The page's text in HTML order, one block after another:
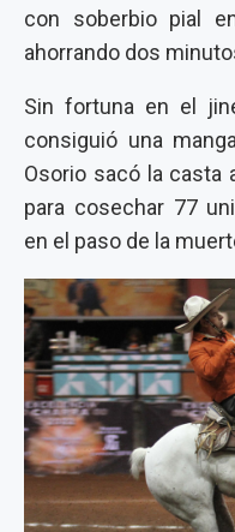
con soberbio pial
ahorrando dos
Sin fortuna en el
consiguió una
Osorio sacó la casta
para cosechar 77
en el paso de la